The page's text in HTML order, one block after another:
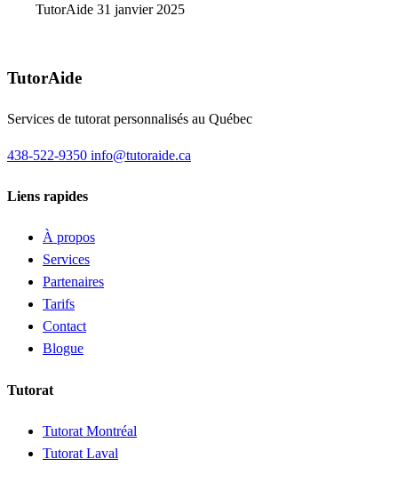
TutorAide 31 janvier 2025
TutorAide
Services de tutorat personnalisés au Québec
438-522-9350 info@tutoraide.ca
Liens rapides
À propos
Services
Partenaires
Tarifs
Contact
Blogue
Tutorat
Tutorat Montréal
Tutorat Laval